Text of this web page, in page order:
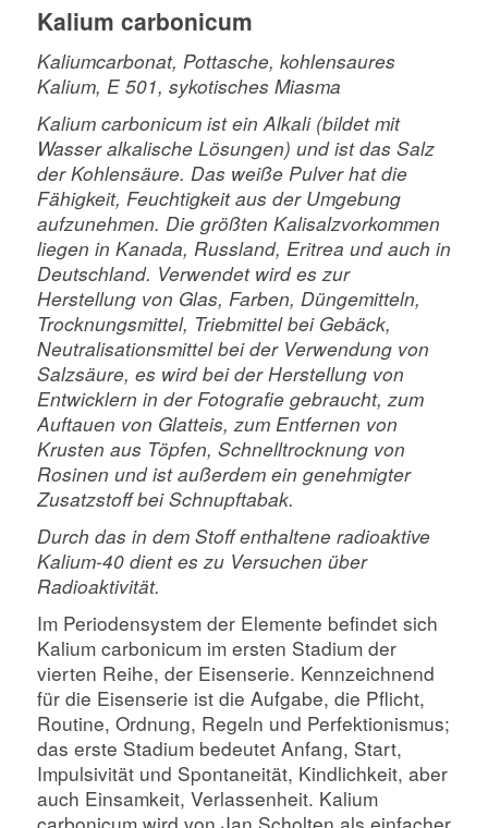
Kalium carbonicum
Kaliumcarbonat, Pottasche, kohlensaures
Kalium, E 501, sykotisches Miasma
Kalium carbonicum ist ein Alkali (bildet mit
Wasser alkalische Lösungen) und ist das Salz
der Kohlensäure. Das weiße Pulver hat die
Fähigkeit, Feuchtigkeit aus der Umgebung
aufzunehmen. Die größten Kalisalzvorkommen
liegen in Kanada, Russland, Eritrea und auch in
Deutschland. Verwendet wird es zur
Herstellung von Glas, Farben, Düngemitteln,
Trocknungsmittel, Triebmittel bei Gebäck,
Neutralisationsmittel bei der Verwendung von
Salzsäure, es wird bei der Herstellung von
Entwicklern in der Fotografie gebraucht, zum
Auftauen von Glatteis, zum Entfernen von
Krusten aus Töpfen, Schnelltrocknung von
Rosinen und ist außerdem ein genehmigter
Zusatzstoff bei Schnupftabak.
Durch das in dem Stoff enthaltene radioaktive
Kalium-40 dient es zu Versuchen über
Radioaktivität.
Im Periodensystem der Elemente befindet sich
Kalium carbonicum im ersten Stadium der
vierten Reihe, der Eisenserie. Kennzeichnend
für die Eisenserie ist die Aufgabe, die Pflicht,
Routine, Ordnung, Regeln und Perfektionismus;
das erste Stadium bedeutet Anfang, Start,
Impulsivität und Spontaneität, Kindlichkeit, aber
auch Einsamkeit, Verlassenheit. Kalium